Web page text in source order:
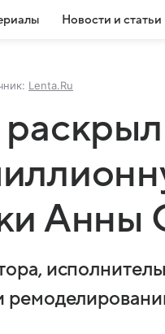
Новости и статьи
Lenta.Ru
Анны